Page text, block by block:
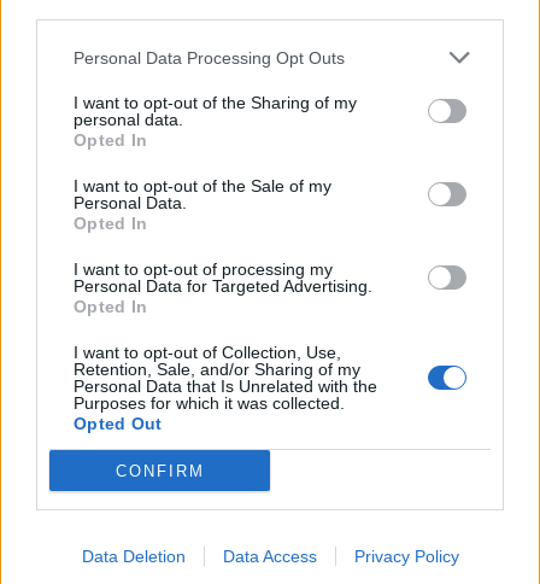
Personal Data Processing Opt Outs
I want to opt-out of the Sharing of my
personal data.
Opted In
I want to opt-out of the Sale of my
Personal Data.
Opted In
I want to opt-out of processing my
Personal Data for Targeted Advertising.
Opted In
I want to opt-out of Collection, Use,
Retention, Sale, and/or Sharing of my
Personal Data that Is Unrelated with the
Purposes for which it was collected.
Opted Out
CONFIRM
Data Deletion Data Access Privacy Policy
zdroj: